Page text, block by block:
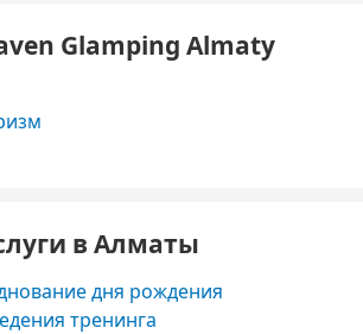
Glamping Almaty
в Алматы
дня рождения
тренинга